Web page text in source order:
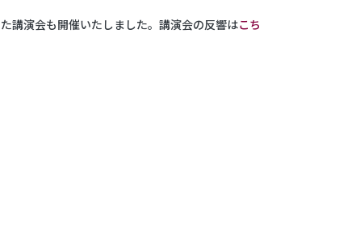
講演会も開催いたしました。講演会の反響はこち